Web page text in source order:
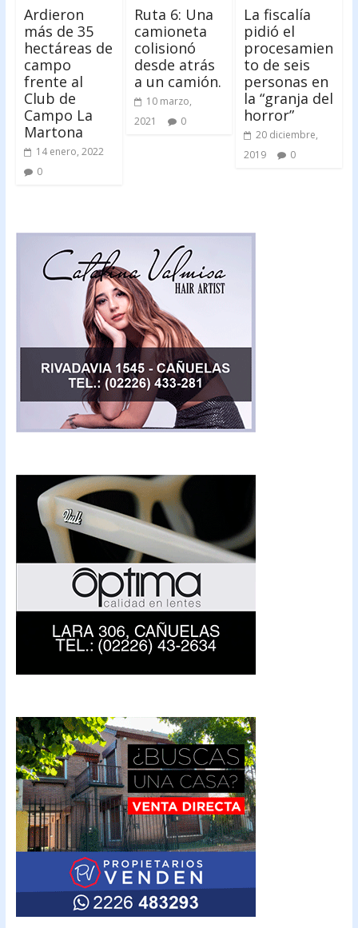
Ardieron
más de 35
hectáreas de
campo
frente al
Club de
Campo La
Martona
14 enero, 2022
0
Ruta 6: Una
camioneta
colisionó
desde atrás
a un camión.
10 marzo,
2021
0
La fiscalía
pidió el
procesamien
to de seis
personas en
la “granja del
horror”
20 diciembre,
2019
0